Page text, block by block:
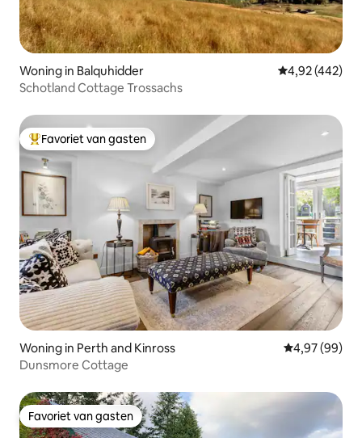
Woning in Balquhidder Gemiddelde
4,92 (442)
Schotland Cottage Trossachs
Topfavoriet van gasten
Favoriet van gasten
Woning in Perth and Kinross Gemiddelde
4,97 (99)
Dunsmore Cottage
Favoriet van gasten
Favoriet van gasten